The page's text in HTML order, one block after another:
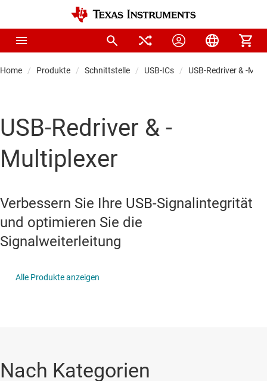
Home Produkte Schnittstelle USB-ICs USB-Redriver & -
USB-Redriver & -
Multiplexer
Verbessern Sie Ihre USB-Signalintegrität
und optimieren Sie die
Signalweiterleitung
Alle Produkte anzeigen
Nach Kategorien